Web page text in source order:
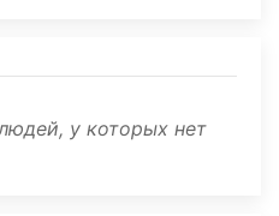
у которых нет